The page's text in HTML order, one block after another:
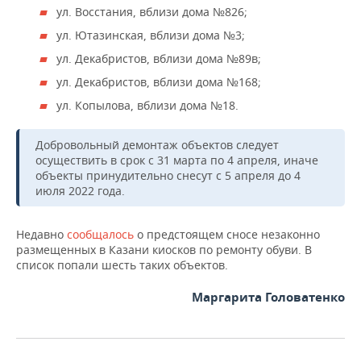
ул. Восстания, вблизи дома №826;
ул. Ютазинская, вблизи дома №3;
ул. Декабристов, вблизи дома №89в;
ул. Декабристов, вблизи дома №168;
ул. Копылова, вблизи дома №18.
Добровольный демонтаж объектов следует
осуществить в срок с 31 марта по 4 апреля, иначе
объекты принудительно снесут с 5 апреля до 4
июля 2022 года.
Недавно сообщалось о предстоящем сносе незаконно
размещенных в Казани киосков по ремонту обуви. В
список попали шесть таких объектов.
Маргарита Головатенко